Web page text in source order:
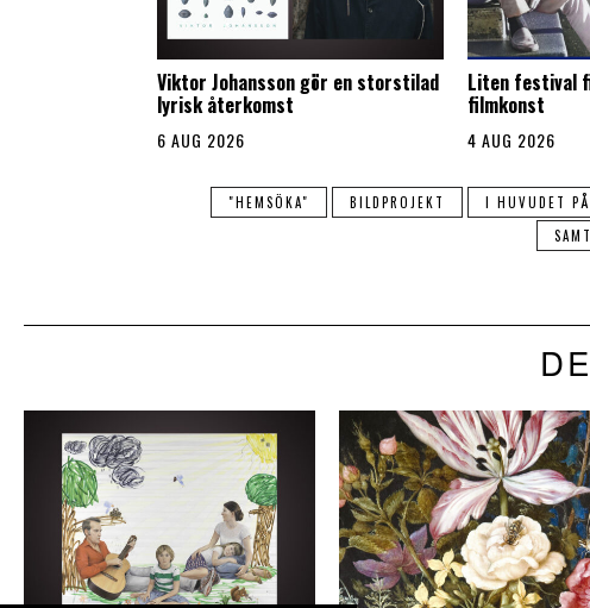
Viktor Johansson gör en storstilad
lyrisk återkomst
6 AUG 2026
Liten festival
filmkonst
4 AUG 2026
"HEMSÖKA" BILDPROJEKT I HUVUDET PÅ